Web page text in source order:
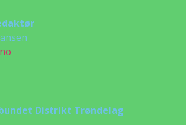
Distrikt Trøndelag